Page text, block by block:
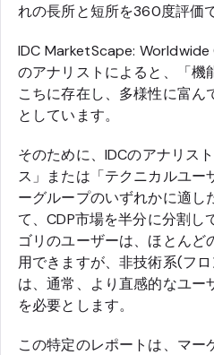
れの長所と短所を360度評価
IDC MarketScape:
のアナリストによると、「機
こちに存在し、多様性に富ん
としています。
そのために、IDCのアナリス
ス」または「テクニカルユー
ーグループのいずれかに適し
て、CDP市場を半分に分割し
ゴリのユーザーは、ほとんど
用できますが、非技術系(フ
は、通常、より直感的なユー
を必要とします。
この特定のレポートは、マー